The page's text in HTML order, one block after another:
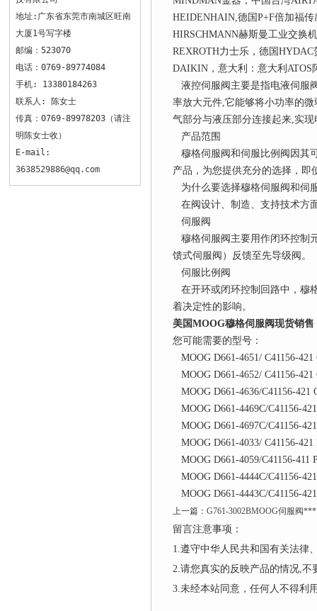
地址:广东省东莞市南城区旺南
大厦1号写字楼
邮编：523070
电话：0769-89774084
手机: 13380184263
联系人: 陈女士
传真：0769-89978203（请注
明陈女士收）
E-mail:
3638529886@qq.com
HEIDENHAIN,德国P+F倍加福
HIRSCHMANN赫斯曼工业交换
REXROTH力士乐，德国
DAIKIN，意大利：意大利ATOS
液控伺服阀主要是指电液伺服
率放大元件,它能够将小功率的
气部分与液压部分连接起来,实
产品范围
穆格伺服阀和伺服比例阀因其
产品，为您提供充分的选择，即
为什么要选择穆格伺服阀和伺
在阀设计、制造、支持技术方
伺服阀
穆格伺服阀主要用作闭环控制
馈式伺服阀）反馈至先导级阀。
伺服比例阀
在开环或闭环控制回路中，穆
着决定性的影响。
美国MOOG穆格伺服阀现货销售
您可能需要的型号：
MOOG D661-4651/ C41156-
MOOG D661-4652/ C41156-
MOOG D661-4636/C41156-421
MOOG D661-4469C/C41156-
MOOG D661-4697C/C41156-
MOOG D661-4033/ C41156-
MOOG D661-4059/C41156-411
MOOG D661-4444C/C41156-
MOOG D661-4443C/C41156-
上一篇： G761-3002BMOOG伺服阀***
留言注意事项：
1.遵守中华人民共和国有关法律
2.请您真实的反映产品的情况,
3.未经本站同意，任何人不得利